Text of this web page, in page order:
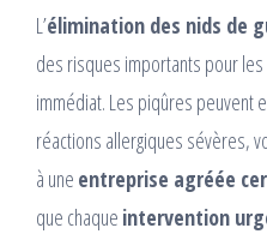
L’élimination des nids de
des risques importants pour
immédiat. Les piqûres peuvent
réactions allergiques sévères,
à une entreprise agréée
que chaque intervention